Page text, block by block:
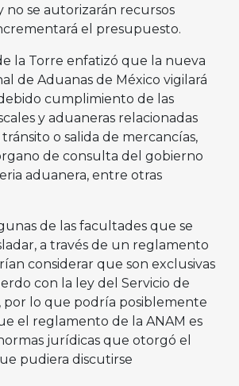
no se autorizarán recursos
el presupuesto.
la Torre enfatizó que la nueva
de Aduanas de México vigilará
cumplimiento de las
y aduaneras relacionadas
o salida de mercancías,
de consulta del gobierno
aduanera, entre otras
de las facultades que se
a través de un reglamento
considerar que son exclusivas
con la ley del Servicio de
por lo que podría posiblemente
el reglamento de la ANAM es
jurídicas que otorgó el
pudiera discutirse